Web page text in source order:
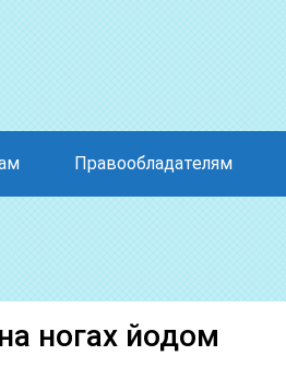
Правообладателям
ногах йодом